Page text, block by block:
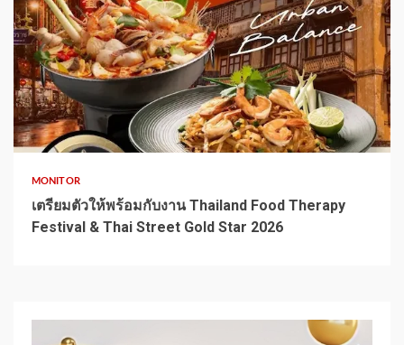
1 min read
MONITOR
เตรียมตัวให้พร้อมกับงาน Thailand Food Therapy
Festival & Thai Street Gold Star 2026